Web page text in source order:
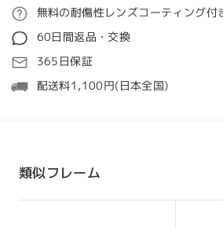
顔型:
レビューを書
質問する
ご注文
処理時間
5-7営業日
詳細
配送時間
無料の耐傷性レンズコーティング付
60日間返品・交換
365日保証
配送料1,100円(日本全国)
類似フレーム